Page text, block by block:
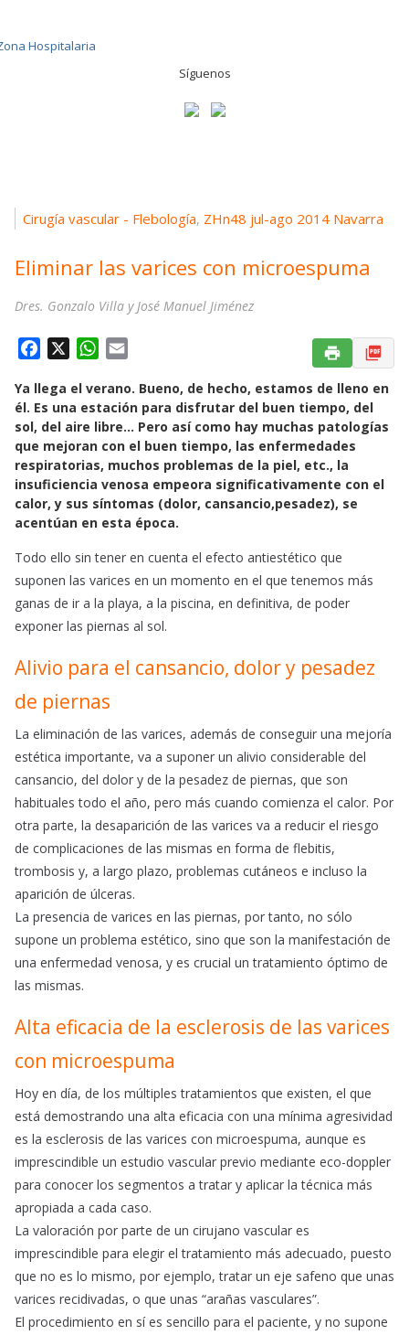
Síguenos
Cirugía vascular - Flebología, ZHn48 jul-ago 2014 Navarra
Eliminar las varices con microespuma
Dres. Gonzalo Villa y José Manuel Jiménez
c
e
b
o
o
k
W
a
t
s
A
p
p
a
i
l
Ya llega el verano. Bueno, de hecho, estamos de lleno en
él. Es una estación para disfrutar del buen tiempo, del
sol, del aire libre… Pero así como hay muchas patologías
que mejoran con el buen tiempo, las enfermedades
respiratorias, muchos problemas de la piel, etc., la
insuficiencia venosa empeora significativamente con el
calor, y sus síntomas (dolor, cansancio,pesadez), se
acentúan en esta época.
Todo ello sin tener en cuenta el efecto antiestético que
suponen las varices en un momento en el que tenemos más
ganas de ir a la playa, a la piscina, en definitiva, de poder
exponer las piernas al sol.
Alivio para el cansancio, dolor y pesadez
de piernas
La eliminación de las varices, además de conseguir una mejoría
estética importante, va a suponer un alivio considerable del
cansancio, del dolor y de la pesadez de piernas, que son
habituales todo el año, pero más cuando comienza el calor. Por
otra parte, la desaparición de las varices va a reducir el riesgo
de complicaciones de las mismas en forma de flebitis,
trombosis y, a largo plazo, problemas cutáneos e incluso la
aparición de úlceras.
La presencia de varices en las piernas, por tanto, no sólo
supone un problema estético, sino que son la manifestación de
una enfermedad venosa, y es crucial un tratamiento óptimo de
las mismas.
Alta eficacia de la esclerosis de las varices
con microespuma
Hoy en día, de los múltiples tratamientos que existen, el que
está demostrando una alta eficacia con una mínima agresividad
es la esclerosis de las varices con microespuma, aunque es
imprescindible un estudio vascular previo mediante eco-doppler
para conocer los segmentos a tratar y aplicar la técnica más
apropiada a cada caso.
La valoración por parte de un cirujano vascular es
imprescindible para elegir el tratamiento más adecuado, puesto
que no es lo mismo, por ejemplo, tratar un eje safeno que unas
varices recidivadas, o que unas “arañas vasculares”.
El procedimiento en sí es sencillo para el paciente, y no supone